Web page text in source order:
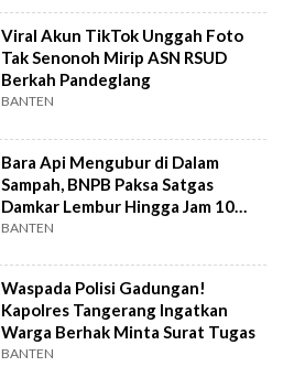
Viral Akun TikTok Unggah Foto
Tak Senonoh Mirip ASN RSUD
Berkah Pandeglang
BANTEN
Bara Api Mengubur di Dalam
Sampah, BNPB Paksa Satgas
Damkar Lembur Hingga Jam 10
Malam
BANTEN
Waspada Polisi Gadungan!
Kapolres Tangerang Ingatkan
Warga Berhak Minta Surat Tugas
BANTEN